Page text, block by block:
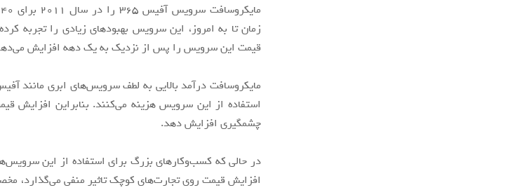
زمان تا به امروز، این سرویس بهبودهای زیادی را تجربه
قیمت این سرویس را پس از نزدیک به یک دهه افزایش
استفاده از این سرویس هزینه می‌کنند. بنابراین افزایش
چشمگیری افزایش دهد.
در حالی که کسب‌و‌کارهای بزرگ برای استفاده از این
افزایش قیمت روی تجارت‌های کوچک تاثیر منفی می‌گذارد،